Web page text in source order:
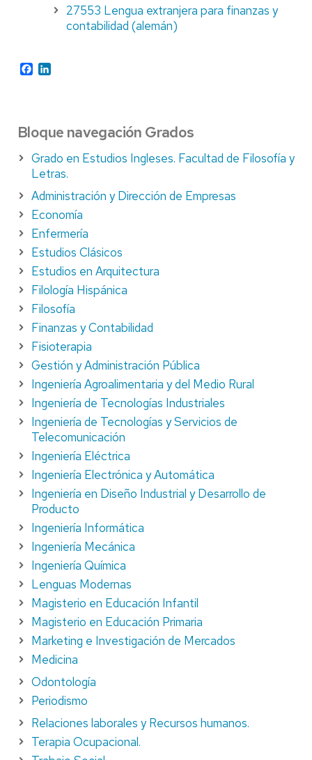
27553 Lengua extranjera para finanzas y
contabilidad (alemán)
Facebook
Bloque navegación Grados
Grado en Estudios Ingleses. Facultad de Filosofía y
Letras.
Administración y Dirección de Empresas
Economía
Enfermería
Estudios Clásicos
Estudios en Arquitectura
Filología Hispánica
Filosofía
Finanzas y Contabilidad
Fisioterapia
Gestión y Administración Pública
Ingeniería Agroalimentaria y del Medio Rural
Ingeniería de Tecnologías Industriales
Ingeniería de Tecnologías y Servicios de
Telecomunicación
Ingeniería Eléctrica
Ingeniería Electrónica y Automática
Ingeniería en Diseño Industrial y Desarrollo de
Producto
Ingeniería Informática
Ingeniería Mecánica
Ingeniería Química
Lenguas Modernas
Magisterio en Educación Infantil
Magisterio en Educación Primaria
Marketing e Investigación de Mercados
Medicina
Odontología
Periodismo
Relaciones laborales y Recursos humanos.
Terapia Ocupacional.